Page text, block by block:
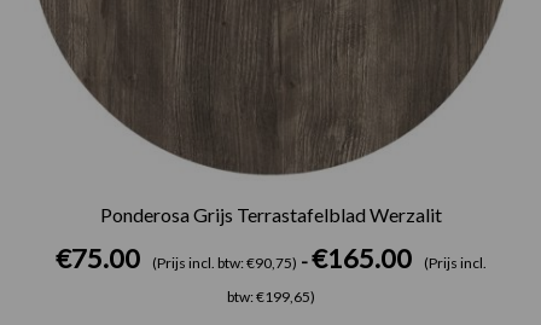
Ponderosa Grijs Terrastafelblad Werzalit
€75.00 (Prijs incl. btw: €90,75) - €165.00
(Prijs incl.
btw: €199,65)